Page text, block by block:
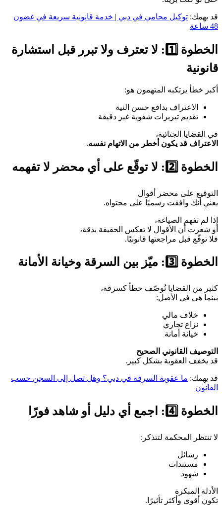
قد يهمك: توكيل محامي في دبي | خدمة قانونية سريعة في غضون
48 ساعة
الخطوة 1️⃣: لا تعترف ولا تبرر قبل استشارة
قانونية
أكبر خطأ يرتكبه المتهمون هو:
الاعتراف بدافع حسن النية
تقديم تبريرات شفوية غير دقيقة
في القضايا الجنائية،
الاعتراف قد يكون أخطر من الاتهام نفسه.
الخطوة 2️⃣: لا توقّع على أي محضر لا تفهمه
التوقيع على محضر أقوال
يعني أنك وافقت رسميًا على محتواه.
إذا لم تفهم الصياغة،
أو شعرت أن الأقوال لا تعكس الحقيقة بدقة،
فلا توقّع قبل مراجعتها قانونيًا.
الخطوة 3️⃣: ميّز بين السرقة وخيانة الأمانة
كثير من القضايا تُوصّف خطأ كسرقة،
بينما هي في الأصل:
خلاف مالي
نزاع تجاري
خيانة أمانة
التوصيف القانوني الصحيح
قد يخفف العقوبة بشكل كبير.
قد يهمك: ما عقوبة السرقة في دبي؟ وهل تصل إلى السجن حسب
القانون
الخطوة 4️⃣: اجمع أي دليل أو شاهد فورًا
لا تنتظر المحكمة لتتذكر:
رسائل
مستندات
شهود
الأدلة المبكرة
تكون أقوى وأكثر تأثيرًا.